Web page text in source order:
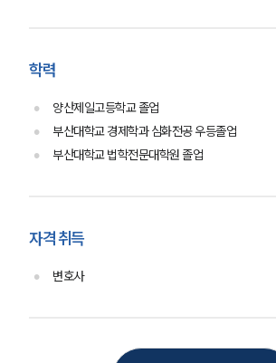
관세·국제통상그룹 업무
전체
법률 블로그
학력
양산제일고등학교 졸업
부산대학교 경제학과 심화전공 우등졸업
부산대학교 법학전문대학원 졸업
자격 취득
변호사